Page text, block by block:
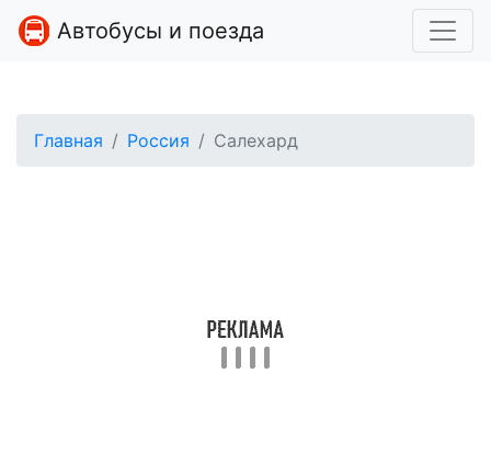
Автобусы и поезда
Главная Россия Салехард